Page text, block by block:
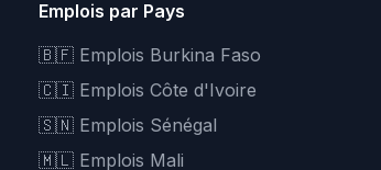
Emplois par Pays
🇧🇫 Emplois Burkina Faso
🇨🇮 Emplois Côte d'Ivoire
🇸🇳 Emplois Sénégal
🇲🇱 Emplois Mali